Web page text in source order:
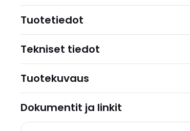
Tuotetiedot
Tekniset tiedot
Tuotekuvaus
Dokumentit ja linkit